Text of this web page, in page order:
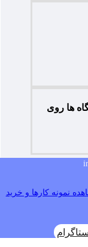
ها روی
نمونه کارها و خرید